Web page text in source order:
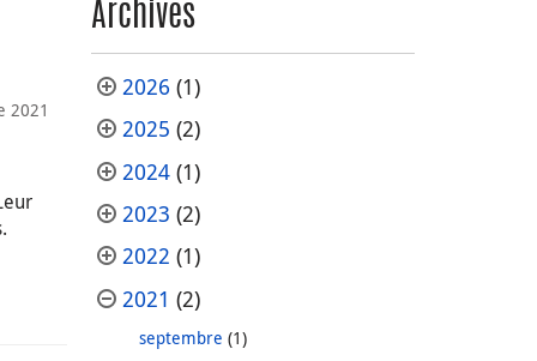
2021
Archives
2026 (1)
2025 (2)
2024(1)
2023 (2)
2022 (1)
2021 (2)
septembre (1)